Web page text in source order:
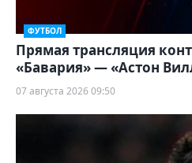
ФУТБОЛ
Прямая трансляция
«Бавария» — «Астон
07 августа 2026 09:50